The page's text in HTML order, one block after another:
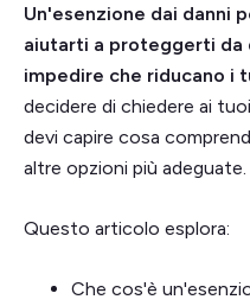
Un'esenzione dai danni
aiutarti a proteggerti da
impedire che riducano i
decidere di chiedere ai
devi capire cosa
altre opzioni più adeguate.
Questo articolo esplora:
Che cos'è